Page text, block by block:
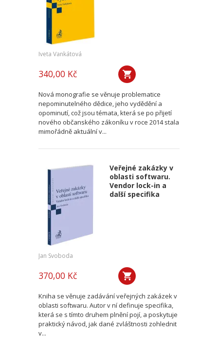
Iveta Vankátová
340,00 Kč
Nová monografie se věnuje problematice
nepominutelného dědice, jeho vydědění a
opominutí, což jsou témata, která se po přijetí
nového občanského zákoníku v roce 2014 stala
mimořádně aktuální v...
Veřejné zakázky v
oblasti softwaru.
Vendor lock-in a
další specifika
Jan Svoboda
370,00 Kč
Kniha se věnuje zadávání veřejných zakázek v
oblasti softwaru. Autor v ní definuje specifika,
která se s tímto druhem plnění pojí, a poskytuje
praktický návod, jak dané zvláštnosti zohlednit
v...